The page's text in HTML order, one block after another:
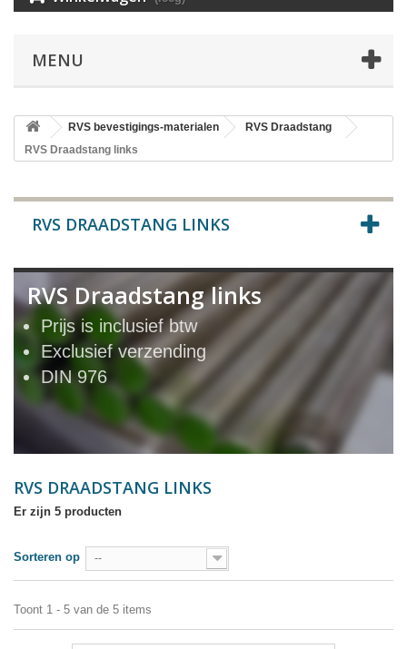
MENU
RVS bevestigings-materialen
RVS Draadstang
RVS Draadstang links
RVS DRAADSTANG LINKS
RVS Draadstang links
Prijs is inclusief btw
Exclusief verzending
DIN 976
RVS DRAADSTANG LINKS
Er zijn 5 producten
Sorteren op --
Toont 1 - 5 van de 5 items